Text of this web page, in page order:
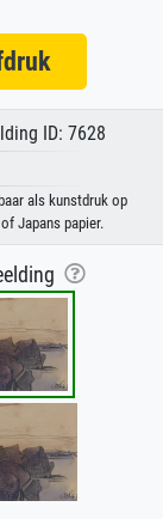
ID: 7628
als kunstdruk op
Japans papier.